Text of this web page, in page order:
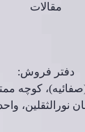
مقالات
دفتر فروش:
کوچه
نورالثقلین، واحد